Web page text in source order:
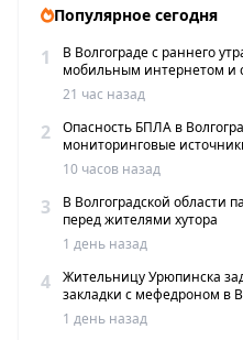
Популярное сегодня
1
В Волгограде с раннего
мобильным интернетом и
21 час назад
2
Опасность БПЛА в
мониторинговые
беспилотников
10 часов назад
3
В Волгоградской области
перед жителями хутора
1 день назад
4
Жительницу Урюпинска
закладки с мефедроном в
1 день назад